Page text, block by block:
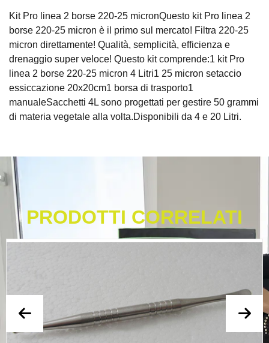
Kit Pro linea 2 borse 220-25 micronQuesto kit Pro linea 2
borse 220-25 micron è il primo sul mercato! Filtra 220-25
micron direttamente! Qualità, semplicità, efficienza e
drenaggio super veloce! Questo kit comprende:1 kit Pro
linea 2 borse 220-25 micron 4 Litri1 25 micron setaccio
essiccazione 20x20cm1 borsa di trasporto1
manualeSacchetti 4L sono progettati per gestire 50 grammi
di materia vegetale alla volta.Disponibili da 4 e 20 Litri.
PRODOTTI CORRELATI